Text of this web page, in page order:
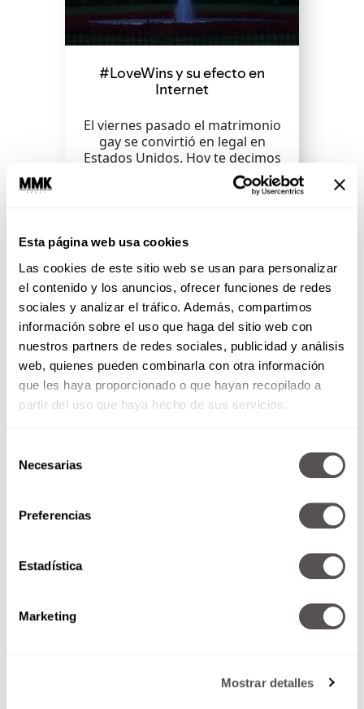
Esta página web usa cookies
Las cookies de este sitio web se usan para personalizar
el contenido y los anuncios, ofrecer funciones de redes
sociales y analizar el tráfico. Además, compartimos
información sobre el uso que haga del sitio web con
nuestros partners de redes sociales, publicidad y análisis
web, quienes pueden combinarla con otra información
que les haya proporcionado o que hayan recopilado a
partir del uso que haya hecho de sus servicios.
Necesarias
Preferencias
Estadística
Marketing
Mostrar detalles
#LoveWins y su efecto en
Internet
El viernes pasado el matrimonio
gay se convirtió en legal en
Estados Unidos. Hoy te decimos
cuáles fueron las reacciones...